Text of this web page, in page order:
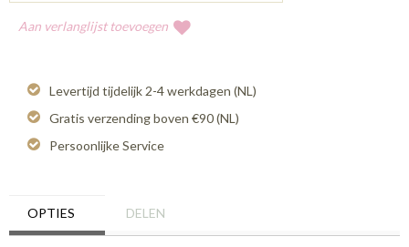
Aan verlanglijst toevoegen
Levertijd tijdelijk 2-4 werkdagen (NL)
Gratis verzending boven €90 (NL)
Persoonlijke Service
OPTIES DELEN